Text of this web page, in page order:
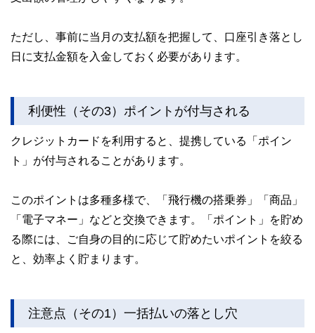
ただし、事前に当月の支払額を把握して、口座引き落とし
日に支払金額を入金しておく必要があります。
利便性（その3）ポイントが付与される
クレジットカードを利用すると、提携している「ポイン
ト」が付与されることがあります。
このポイントは多種多様で、「飛行機の搭乗券」「商品」
「電子マネー」などと交換できます。「ポイント」を貯め
る際には、ご自身の目的に応じて貯めたいポイントを絞る
と、効率よく貯まります。
注意点（その1）一括払いの落とし穴